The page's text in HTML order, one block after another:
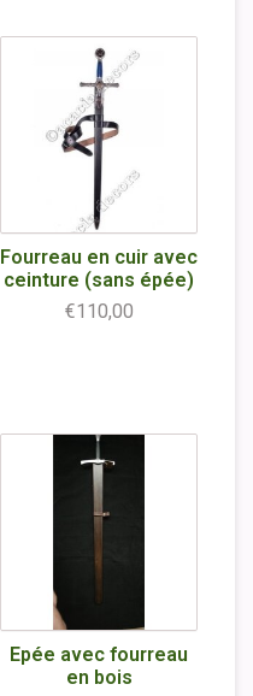
Fourreau en cuir avec
ceinture (sans épée)
€110,00
Epée avec fourreau
en bois